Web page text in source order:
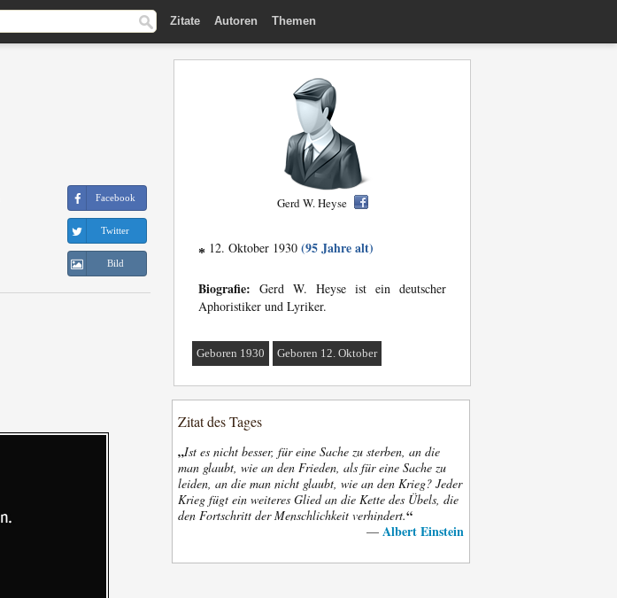
Zitate Autoren Themen
Facebook
Twitter
Bild
Gerd W. Heyse
* 12. Oktober 1930 (95 Jahre alt)
Biografie: Gerd W. Heyse ist ein deutscher
Aphoristiker und Lyriker.
Geboren 1930 Geboren 12. Oktober
Zitat des Tages
„Ist es nicht besser, für eine Sache zu sterben, an die
man glaubt, wie an den Frieden, als für eine Sache zu
leiden, an die man nicht glaubt, wie an den Krieg? Jeder
Krieg fügt ein weiteres Glied an die Kette des Übels, die
den Fortschritt der Menschlichkeit verhindert.“
— Albert Einstein